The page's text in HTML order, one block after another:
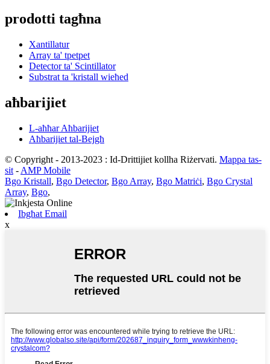
prodotti tagħna
Xantillatur
Array ta' tpetpet
Detector ta' Scintillator
Substrat ta 'kristall wieħed
aħbarijiet
L-aħħar Aħbarijiet
Aħbarijiet tal-Bejgħ
© Copyright - 2013-2023 : Id-Drittijiet kollha Riżervati. Mappa tas-
sit - AMP Mobile
Bgo Kristall, Bgo Detector, Bgo Array, Bgo Matriċi, Bgo Crystal
Array, Bgo,
Ibgħat Email
x